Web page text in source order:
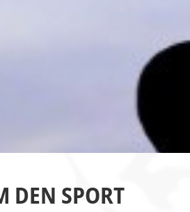
DEN SPORT